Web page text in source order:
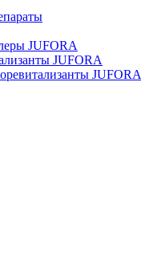
JUFORA
JUFORA
JUFORA